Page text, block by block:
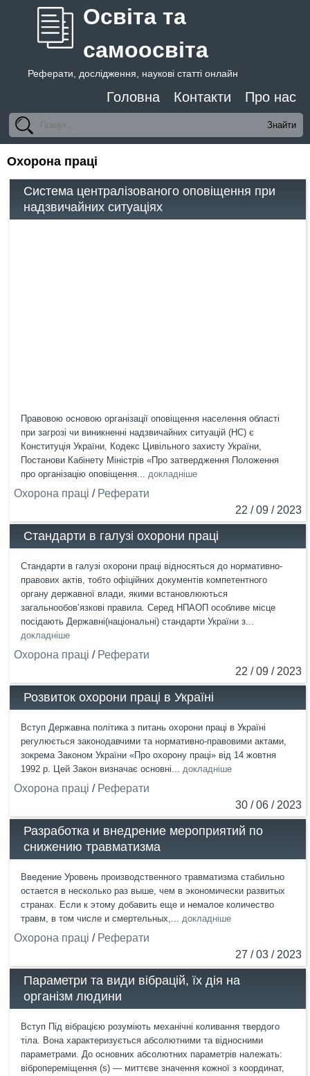
Освіта та
самоосвіта
Реферати, дослідження, наукові статті онлайн
Головна Контакти Про нас
Охорона праці
Система централізованого оповіщення при
надзвичайних ситуаціях
Правовою основою організації оповіщення населення області
при загрозі чи виникненні надзвичайних ситуацій (НС) є
Конституція України, Кодекс Цивільного захисту України,
Постанови Кабінету Міністрів «Про затвердження Положення
про організацію оповіщення... докладніше
Охорона праці / Реферати
22 / 09 / 2023
Стандарти в галузі охорони праці
Стандарти в галузі охорони праці відносяться до нормативно-
правових актів, тобто офіційних документів компетентного
органу державної влади, якими встановлюються
загальнообов’язкові правила. Серед НПАОП особливе місце
посідають Державні(національні) стандарти України з...
докладніше
Охорона праці / Реферати
22 / 09 / 2023
Розвиток охорони праці в Україні
Вступ Державна політика з питань охорони праці в Україні
регулюється законодавчими та нормативно-правовими актами,
зокрема Законом України «Про охорону праці» від 14 жовтня
1992 р. Цей Закон визначає основні... докладніше
Охорона праці / Реферати
30 / 06 / 2023
Разработка и внедрение мероприятий по
снижению травматизма
Введение Уровень производственного травматизма стабильно
остается в несколько раз выше, чем в экономически развитых
странах. Если к этому добавить еще и немалое количество
травм, в том числе и смертельных,... докладніше
Охорона праці / Реферати
27 / 03 / 2023
Параметри та види вібрацій, їх дія на
організм людини
Вступ Під вібрацією розуміють механічні коливання твердого
тіла. Вона характеризується абсолютними та відносними
параметрами. До основних абсолютних параметрів належать:
вібропереміщення (s) — миттєве значення кожної з координат,